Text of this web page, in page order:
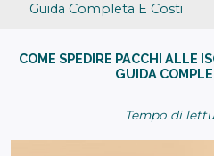
Guida Completa E Costi
COME SPEDIRE PACCHI ALLE
GUIDA
Tempo di